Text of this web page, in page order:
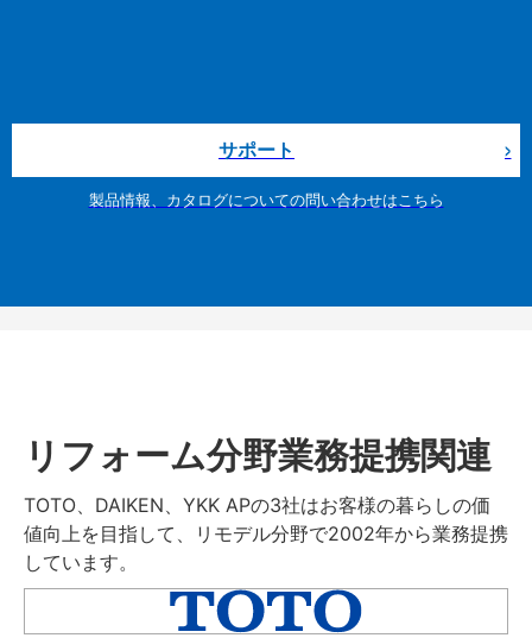
サポート
製品情報、カタログについての問い合わせはこちら
リフォーム分野業務提携関連
TOTO、DAIKEN、YKK APの3社はお客様の暮らしの価
値向上を目指して、リモデル分野で2002年から業務提携
しています。